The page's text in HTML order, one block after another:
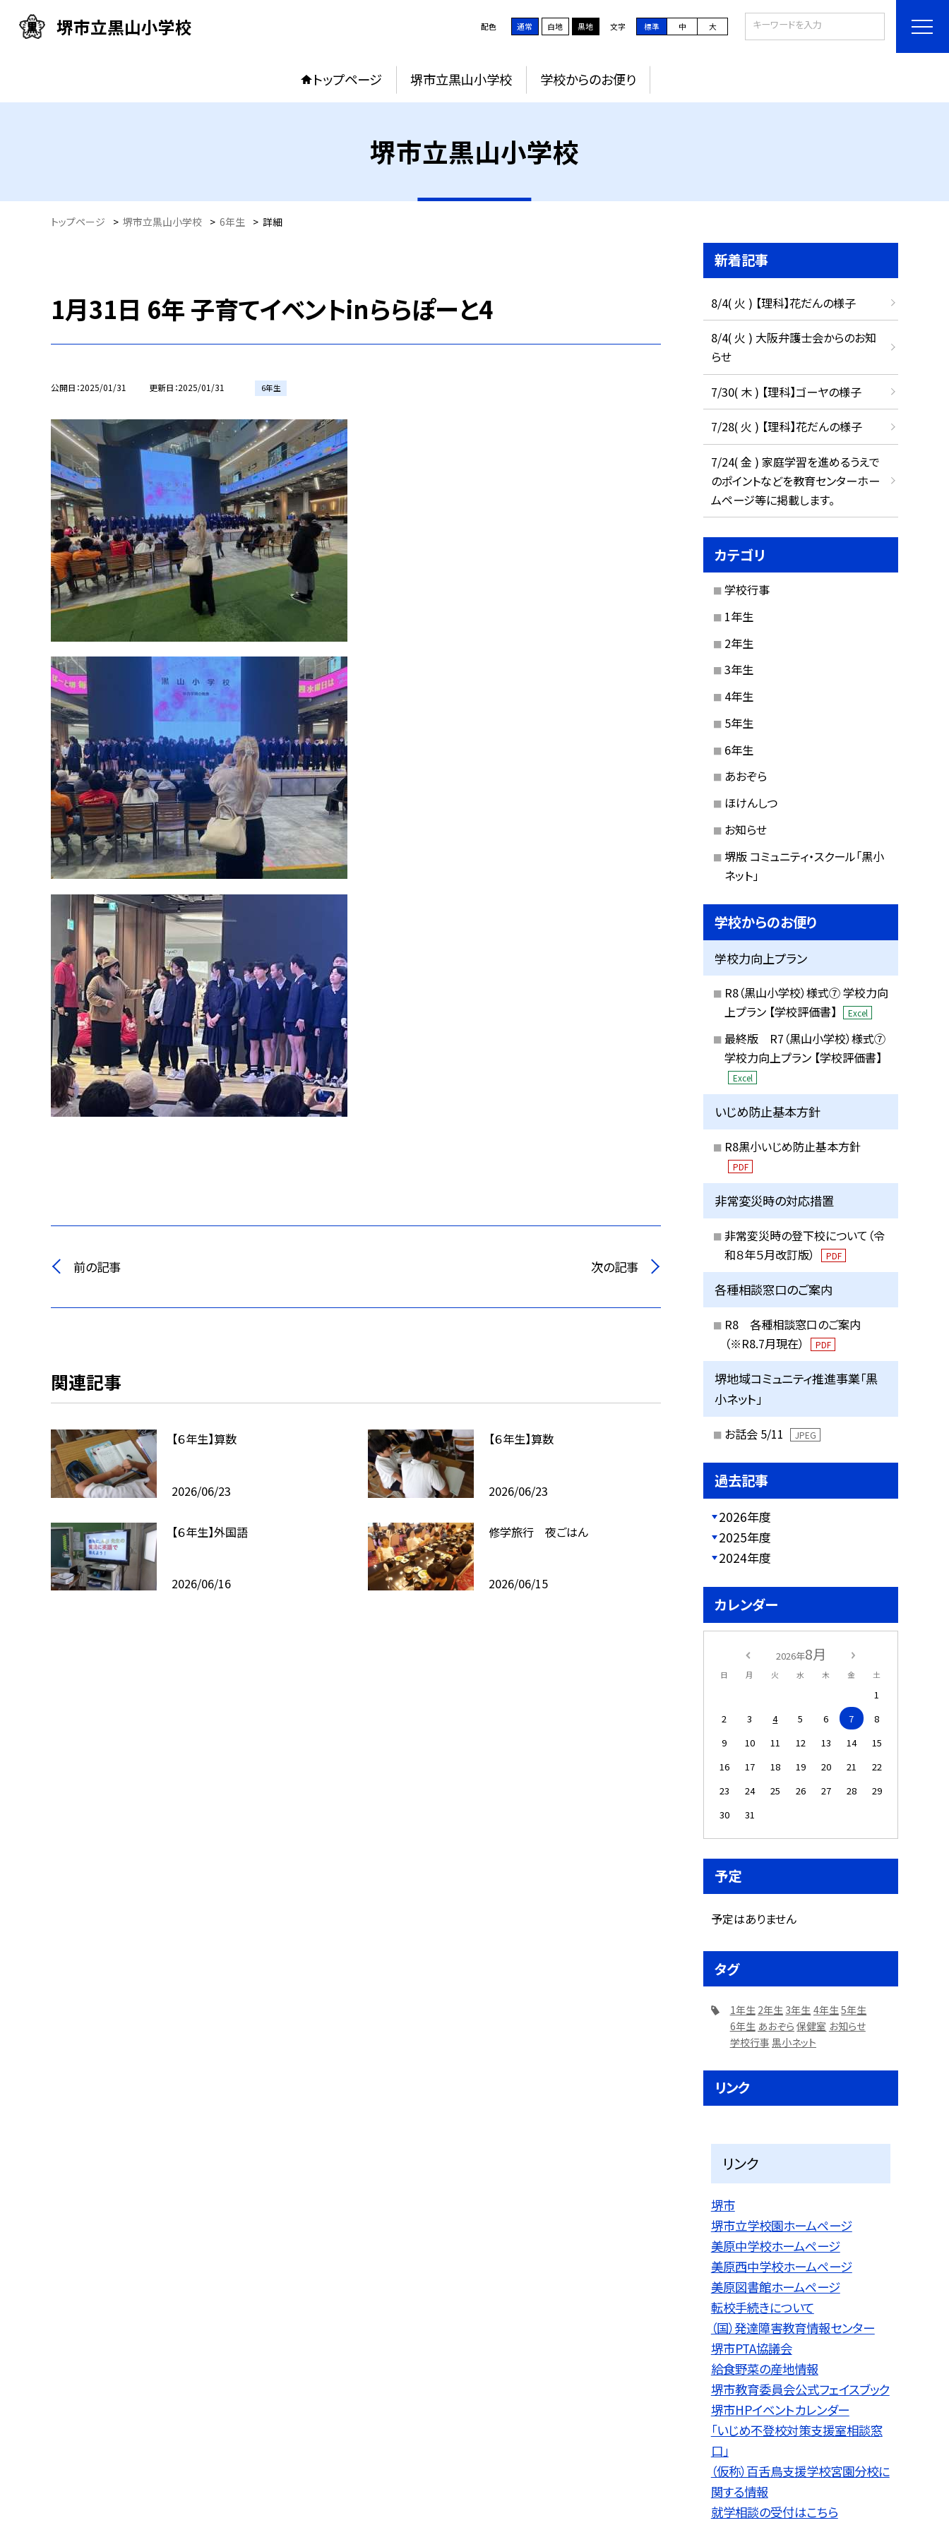
堺市立黒山小学校 配色 通常 白地 黒地 文字 標準 中 大
トップページ 堺市立黒山小学校 学校からのお便り
堺市立黒山小学校
トップページ > 堺市立黒山小学校 > 6年生 > 詳細
1月31日 6年 子育てイベントinららぽーと4
公開日 2025/01/31 更新日 2025/01/31 6年生
前の記事 次の記事
関連記事
【６年生】算数
2026/06/23
【６年生】算数
2026/06/23
【６年生】外国語
2026/06/16
修学旅行 夜ごはん
2026/06/15
新着記事
8/4( 火 ) 【理科】花だんの様子
8/4( 火 ) 大阪弁護士会からのお知
らせ
7/30( 木 ) 【理科】ゴーヤの様子
7/28( 火 ) 【理科】花だんの様子
7/24( 金 ) 家庭学習を進めるうえで
のポイントなどを教育センターホー
ムページ等に掲載します。
カテゴリ
学校行事
1年生
2年生
3年生
4年生
5年生
6年生
あおぞら
ほけんしつ
お知らせ
堺版 コミュニティ・スクール「黒小
ネット」
学校からのお便り
学校力向上プラン
R8（黒山小学校）様式⑦ 学校力向
上プラン 【学校評価書】
Excel
最終版 R7（黒山小学校）様式⑦
学校力向上プラン 【学校評価書】
Excel
いじめ防止基本方針
R8黒小いじめ防止基本方針
PDF
非常変災時の対応措置
非常変災時の登下校について（令
和８年５月改訂版）
PDF
各種相談窓口のご案内
R8 各種相談窓口のご案内
（※R8.7月現在）
PDF
堺地域コミュニティ推進事業「黒
小ネット」
お話会 5/11 JPEG
過去記事
2026年度
2025年度
2024年度
カレンダー
2026年8月
日 月 火 水 木 金 土
1
2
3 4 5 6 7
8
9
10 11 12 13 14
15
16
17 18 19 20 21
22
23
24 25 26 27 28
29
30
31
予定
予定はありません
タグ
1年生 2年生 3年生 4年生 5年生
6年生 あおぞら 保健室 お知らせ
学校行事 黒小ネット
リンク
リンク
堺市
堺市立学校園ホームページ
美原中学校ホームページ
美原西中学校ホームページ
美原図書館ホームページ
転校手続きについて
（国）発達障害教育情報センター
堺市PTA協議会
給食野菜の産地情報
堺市教育委員会公式フェイスブック
堺市HPイベントカレンダー
「いじめ不登校対策支援室相談窓
口」
（仮称）百舌鳥支援学校宮園分校に
関する情報
就学相談の受付はこちら